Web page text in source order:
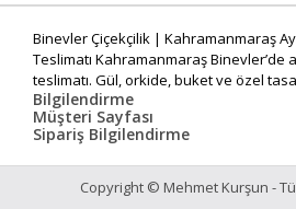
Binevler Çiçekçilik | Kahramanmaraş
Teslimatı Kahramanmaraş Binevler’de
teslimatı. Gül, orkide, buket ve özel
Bilgilendirme
Müşteri Sayfası
Sipariş Bilgilendirme
Copyright © Mehmet Kurşun -